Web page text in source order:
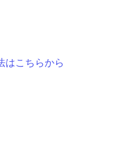
はこちらから